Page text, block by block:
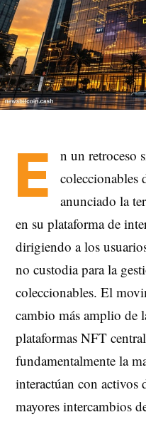
E
n un retroceso
coleccionables
anunciado la
en su plataforma de
dirigiendo a los
no custodia para la
coleccionables. El
cambio más amplio de
plataformas NFT
fundamentalmente la
interactúan con activos
mayores intercambios